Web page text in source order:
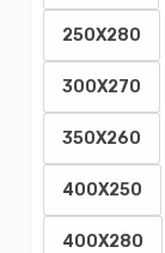
250X280
300X270
350X260
400X250
400X280